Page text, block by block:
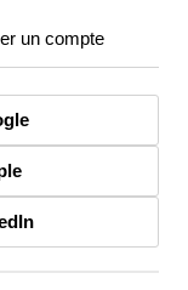
un compte